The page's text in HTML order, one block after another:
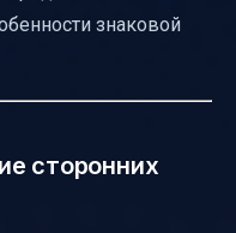
знаковой
сторонних